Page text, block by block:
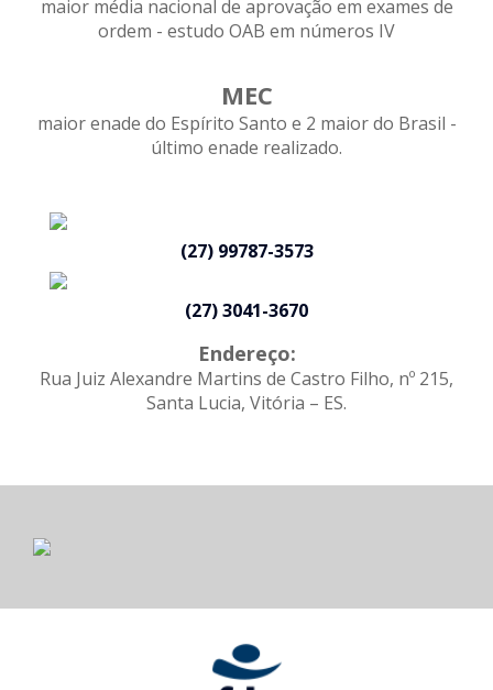
maior média nacional de aprovação em exames de
ordem - estudo OAB em números IV
MEC
maior enade do Espírito Santo e 2 maior do Brasil -
último enade realizado.
(27) 99787-3573
(27) 3041-3670
Endereço:
Rua Juiz Alexandre Martins de Castro Filho, nº 215,
Santa Lucia, Vitória – ES.